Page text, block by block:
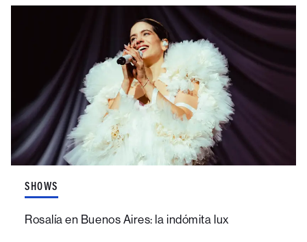
SHOWS
Rosalía en Buenos Aires: la indómita lux